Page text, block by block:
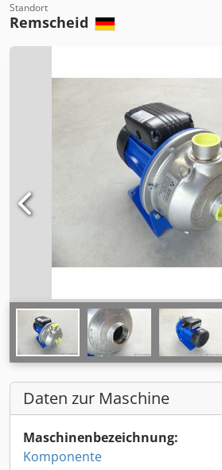
Standort
Remscheid
Daten zur Maschine
Maschinenbezeichnung:
Komponente